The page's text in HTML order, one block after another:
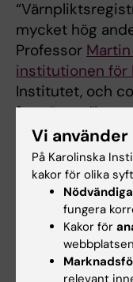
mycket hög
Professor
institutionen för
Institutet, och
fortsätter: “Inte
och längd.”
Men även om
medicinsk
som rör unga
begränsningar.
“Individer med
Vi
På Karolinska
kakor för olika
Nödvändiga
fungera
Kakor för
relevant